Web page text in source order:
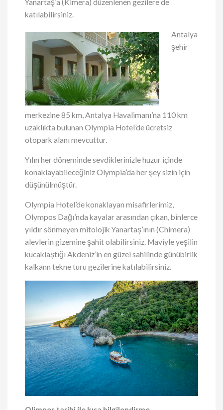
Yanartaş’a (Kimera) düzenlenen gezilere de
katılabilirsiniz.
Antalya
şehir
merkezine 85 km, Antalya Havalimanı’na 110 km
uzaklıkta bulunan Olympia Hotel’de ücretsiz
otopark alanı mevcuttur.
Yılın her döneminde sevdiklerinizle huzur içinde
konaklayabileceğiniz Olympia’da her şey sizin için
düşünülmüştür.
Olympia Hotel’de konaklayan misafirlerimiz,
Olympos Dağı’nda kayalar arasından çıkan, binlerce
yıldır sönmeyen mitolojik Yanartaş’ının (Chimera)
alevlerin gizemine şahit olabilirsiniz. Maviyle yeşilin
kucaklaştığı Akdeniz’in en güzel sahilinde günübirlik
kalkann tekne turu gezilerine katılabilirsiniz.